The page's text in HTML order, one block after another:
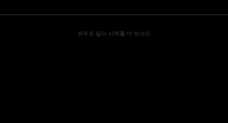
좌우로 밀어 사례를 더 보세요